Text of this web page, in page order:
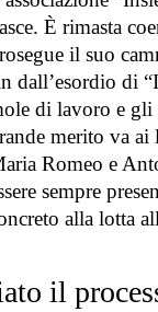
È rimasta
il suo
dall’esordio di
di lavoro e gli
merito va ai
Romeo e
sempre
alla lotta
il